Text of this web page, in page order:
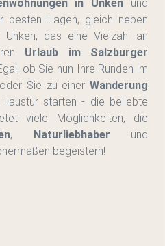
in Unken und
besten Lagen, gleich neben
Unken, das eine Vielzahl an
Urlaub im Salzburger
ob Sie nun Ihre Runden im
Sie zu einerWanderung
starten - die beliebte
viele Möglichkeiten, die
, Naturliebhaber und
begeistern!